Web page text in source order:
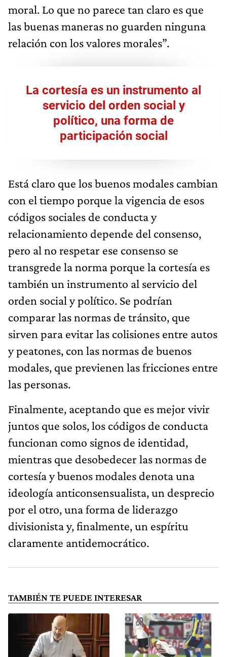
moral. Lo que no parece tan claro es que
las buenas maneras no guarden ninguna
relación con los valores morales”.
La cortesía es un instrumento al
servicio del orden social y
político, una forma de
participación social
Está claro que los buenos modales cambian
con el tiempo porque la vigencia de esos
códigos sociales de conducta y
relacionamiento depende del consenso,
pero al no respetar ese consenso se
transgrede la norma porque la cortesía es
también un instrumento al servicio del
orden social y político. Se podrían
comparar las normas de tránsito, que
sirven para evitar las colisiones entre autos
y peatones, con las normas de buenos
modales, que previenen las fricciones entre
las personas.
Finalmente, aceptando que es mejor vivir
juntos que solos, los códigos de conducta
funcionan como signos de identidad,
mientras que desobedecer las normas de
cortesía y buenos modales denota una
ideología anticonsensualista, un desprecio
por el otro, una forma de liderazgo
divisionista y, finalmente, un espíritu
claramente antidemocrático.
TAMBIÉN TE PUEDE INTERESAR